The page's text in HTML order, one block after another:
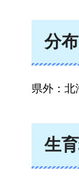
分布
県外：北
生